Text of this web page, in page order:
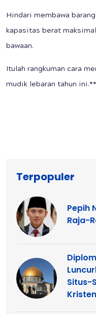
Hindari membawa
kapasitas berat
bawaan.
Itulah rangkuman cara
mudik lebaran tahun
Terpopuler
Pepih
Raja-
Situs-